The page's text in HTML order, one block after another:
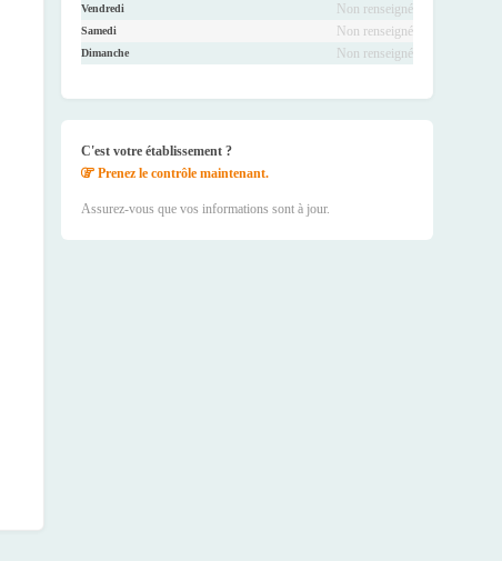
Vendredi Non renseigné
Samedi Non renseigné
Dimanche Non renseigné
C'est votre établissement ?
Prenez le contrôle maintenant.
Assurez-vous que vos informations sont à jour.